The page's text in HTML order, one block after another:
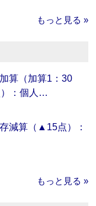
もっと見る »
算（加算1：30
）：個人…
減算（▲15点）：
もっと見る »